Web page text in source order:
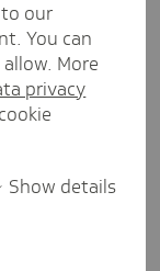
to our
You can
More
privacy
Show details